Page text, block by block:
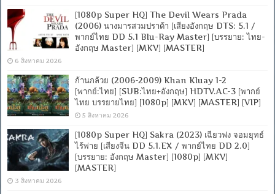
[MASTER]
[MKV][1080p Super HQ] The Devil Wears Prada
(2006) นางมารสวมปราด้า [เสียงอังกฤษ DTS: 5.1 /
พากย์ไทย DD 5.1 Blu-Ray Master] [บรรยาย: ไทย-
อังกฤษ Master] [MKV] [MASTER]
6 สิงหาคม 2026
ก้านกล้วย (2006-2009) Khan Kluay 1-2
[พากย์:ไทย] [SUB:ไทย+อังกฤษ] HDTV.AC-3 [พากย์
ไทย บรรยายไทย] [1080p] [MKV] [MASTER] [VIP]
5 สิงหาคม 2026
[1080p Super HQ] Sakra (2023) เฉียวฟง จอมยุทธ์
ไร้พ่าย [เสียงจีน DD 5.1.EX / พากย์ไทย DD 2.0]
[บรรยาย: อังกฤษ Master] [1080p] [MKV]
[MASTER]
3 สิงหาคม 2026